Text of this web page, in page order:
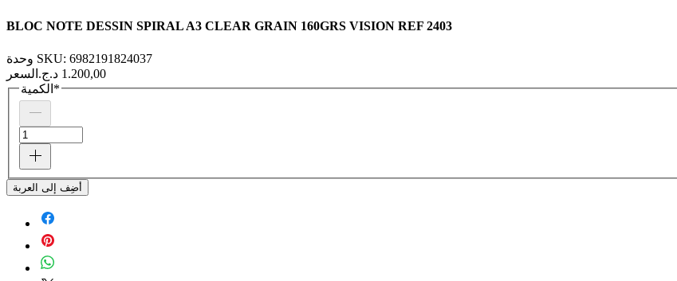
BLOC NOTE DESSIN SPIRAL A3 CLEAR GRAIN 160GRS VISION REF 2403
وحدة SKU: 6982191824037
السعر
الكمية *
أضِف إلى العربة